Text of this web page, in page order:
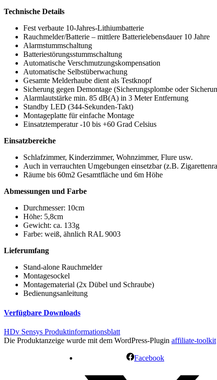
Technische Details
Fest verbaute 10-Jahres-Lithiumbatterie
Rauchmelder/Batterie – mittlere Batterielebensdauer 10 Jahre
Alarmstummschaltung
Batteriestörungsstummschaltung
Automatische Verschmutzungskompensation
Automatische Selbstüberwachung
Gesamte Melderhaube dient als Testknopf
Sicherung gegen Demontage (Sicherungsplombe oder
Alarmlautstärke min. 85 dB(A) in 3 Meter Entfernung
Standby LED (344-Sekunden-Takt)
Montageplatte für einfache Montage
Einsatztemperatur -10 bis +60 Grad Celsius
Einsatzbereiche
Schlafzimmer, Kinderzimmer, Wohnzimmer, Flure usw.
Auch in verrauchten Umgebungen einsetzbar (z.B.
Räume bis 60m2 Gesamtfläche und 6m Höhe
Abmessungen und Farbe
Durchmesser: 10cm
Höhe: 5,8cm
Gewicht: ca. 133g
Farbe: weiß, ähnlich RAL 9003
Lieferumfang
Stand-alone Rauchmelder
Montagesockel
Montagematerial (2x Dübel und Schraube)
Bedienungsanleitung
Verfügbare Downloads
HDv Sensys Produktinformationsblatt
Die Produktanzeige wurde mit dem WordPress-Plugin affiliate-toolkit
Facebook